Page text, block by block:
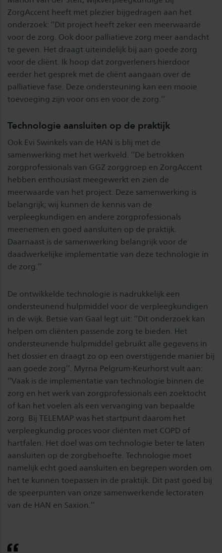
ZorgAccent heeft met plezier bijgedragen aan het
onderzoek: ‘’Dit project heeft zeker een meerwaarde
voor de zorg. Ook door palliatieve zorg meer aandacht
te geven. Het draagt uiteindelijk bij aan goede zorg
voor de cliënt. Ik hoop dat zorgverleners hierdoor
eerder het gesprek met de cliënt aangaan over de
palliatieve fase. Deze ondersteuning kan een mooie
toevoeging zijn voor ons en voor de zorg.’’
Technologie aansluiten op de praktijk
Ook Evi Swinkels van de HAN is blij met de
samenwerking met het werkveld. ‘’De betrokken
zorgprofessionals van GGZ zorggroep en ZorgAccent
hebben enthousiast meegewerkt en zien de
meerwaarde van het project. Deze samenwerking is
belangrijk; wij kunnen de kennis van de
verpleegkundigen en andere zorgprofessionals
meenemen en goed aansluiten op de praktijk.
Daarnaast is de samenwerking belangrijk voor de
daadwerkelijke implementatie van deze technologie in
de zorg.’’
De ontwikkelde technologie is nadrukkelijk een
ondersteunend hulpmiddel voor de verpleegkundigen
in de wijk. Betsie van Gaal legt uit: ‘’Dit onderzoek kan
helpen om cliënten passende zorg te bieden. Het
ondersteunende hulpmiddel gebruikt alle gegevens in
het dossier en draagt zo op een overstijgende manier bij
aan goede zorg’’. Myrna Pelgrum-Keurhorst vult aan:
‘’Vaak is de implementatie van technologie binnen de
zorg en het werk van zorgprofessionals een zoektocht
of kan het voelen als een vervanging van bepaalde
zorg. Bij TELEMAP was het startpunt daarom het
verpleegkundig proces voor cliënten met COPD of
hartfalen. Het doel was om technologie beter te laten
aansluiten op de zorgbehoefte. Technologie moet
namelijk echt goed aansluiten en begrepen worden om
het te kunnen toepassen in de praktijk. Dit past goed bij
de speerpunten van onze samenwerkende lectoraten
van de HAN en Saxion.’’